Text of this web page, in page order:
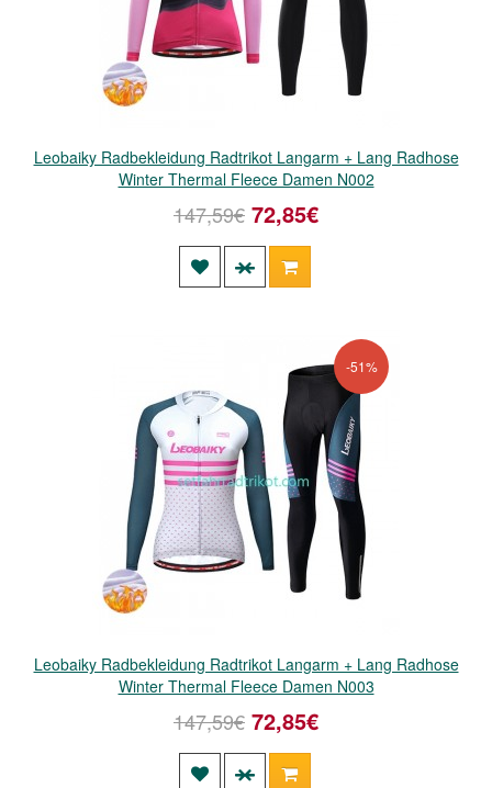
Leobaiky Radbekleidung Radtrikot Langarm + Lang Radhose
Winter Thermal Fleece Damen N002
147,59€ 72,85€
-51%
Leobaiky Radbekleidung Radtrikot Langarm + Lang Radhose
Winter Thermal Fleece Damen N003
147,59€ 72,85€